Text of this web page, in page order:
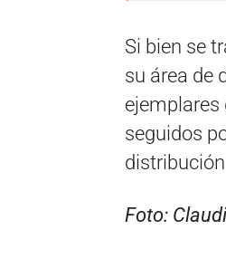
Si bien se
su área de
ejemplares
seguidos
Foto: